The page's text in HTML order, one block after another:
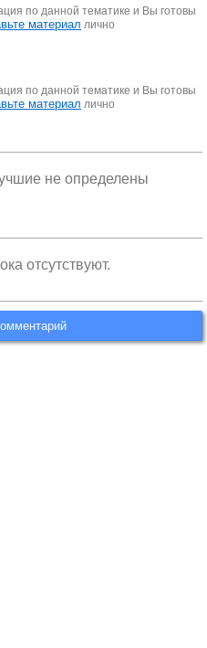
по данной тематике и Вы готовы
материал лично
по данной тематике и Вы готовы
материал лично
не определены
отсутствуют.